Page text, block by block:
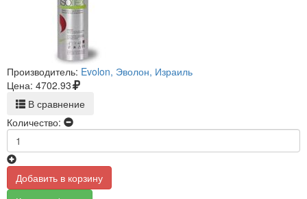
Производитель: Evolon, Эволон, Израиль
Цена: 4702.93
В сравнение
Количество:
Добавить в корзину